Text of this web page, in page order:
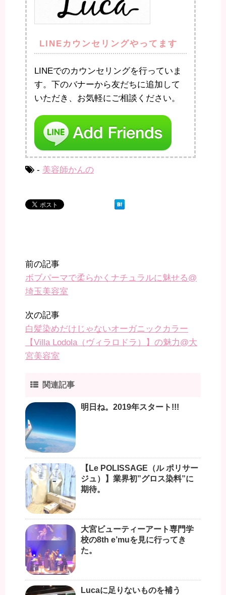
LINEカウンセリングやってます
LINEでのカウンセリングを行っていま
す。下のバナーから友だちに追加して
いただき、お気軽にご相談ください。
- 美容師かんの
前の記事
ボブパーマで柔らかくナチュラルに魅せる@
埼玉美容室
次の記事
白髪染めだけじゃないオーガニックカラー
【Villa Lodola（ヴィラロドラ）】の魅力@大
宮美容室
関連記事
明日ね。2019年スタート!!!
【Le POLISSAGE（ル ポリサー
ジュ）】業界初”グロス染料”に
期待。
大宮ビューティーアート専門学
校の8th e’muを見に行ってき
た。
Lucaに足りないものを補う